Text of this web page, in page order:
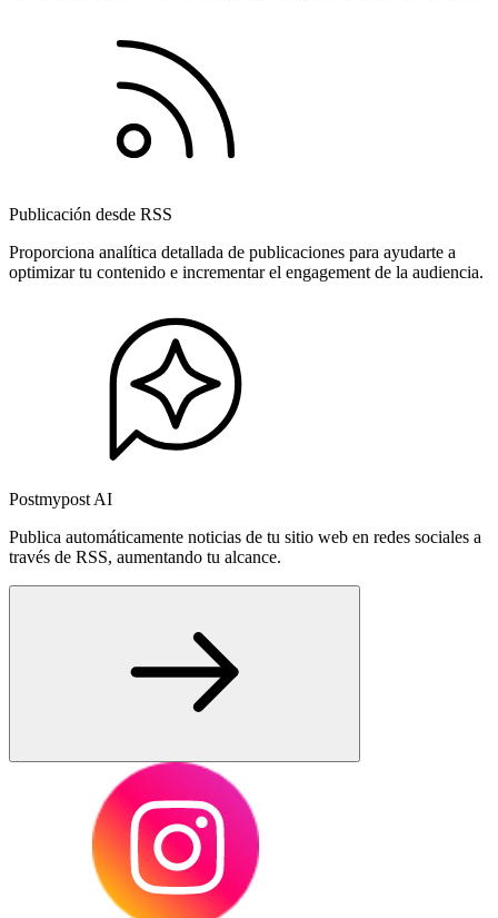
Publicación desde RSS
Proporciona analítica detallada de publicaciones para ayudarte a
optimizar tu contenido e incrementar el engagement de la audiencia.
Postmypost AI
Publica automáticamente noticias de tu sitio web en redes sociales a
través de RSS, aumentando tu alcance.